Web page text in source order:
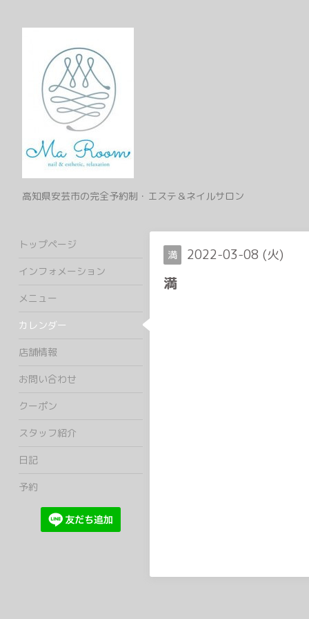
高知県安芸市の完全予約制・エステ＆ネイルサロン
満 2022-03-08 (火)
満
トップページ
インフォメーション
メニュー
カレンダー
店舗情報
お問い合わせ
クーポン
スタッフ紹介
日記
予約